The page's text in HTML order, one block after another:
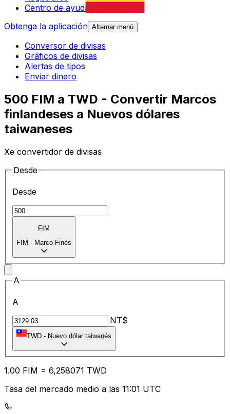
Centro de ayuda
Obtenga la aplicación Alternar menú
Conversor de divisas
Gráficos de divisas
Alertas de tipos
Enviar dinero
500 FIM a TWD - Convertir Marcos
finlandeses a Nuevos dólares
taiwaneses
Xe convertidor de divisas
Desde
Desde
FIM
FIM - Marco Finés
A
A
NT$
TWD - Nuevo dólar taiwanés
1.00 FIM = 6,258071 TWD
Tasa del mercado medio a las 11:01 UTC